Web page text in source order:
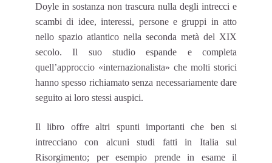
Doyle in sostanza non trascura nulla degli intrecci e
scambi di idee, interessi, persone e gruppi in atto
nello spazio atlantico nella seconda metà del XIX
secolo. Il suo studio espande e completa
quell’approccio «internazionalista» che molti storici
hanno spesso richiamato senza necessariamente dare
seguito ai loro stessi auspici.
Il libro offre altri spunti importanti che ben si
intrecciano con alcuni studi fatti in Italia sul
Risorgimento; per esempio prende in esame il